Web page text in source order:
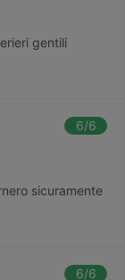
gentili
6/6
sicuramente
6/6